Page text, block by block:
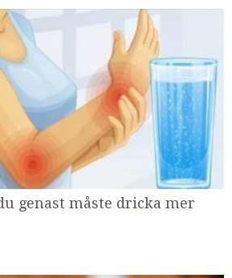
genast måste dricka mer